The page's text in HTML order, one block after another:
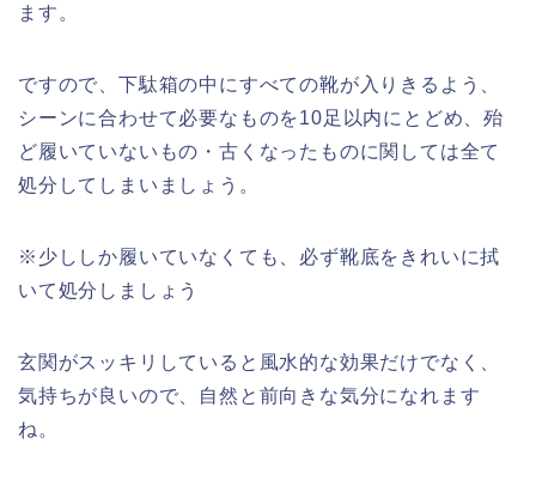
ます。
ですので、下駄箱の中にすべての靴が入りきるよう、
シーンに合わせて必要なものを10足以内にとどめ、殆
ど履いていないもの・古くなったものに関しては全て
処分してしまいましょう。
※少ししか履いていなくても、必ず靴底をきれいに拭
いて処分しましょう
玄関がスッキリしていると風水的な効果だけでなく、
気持ちが良いので、自然と前向きな気分になれます
ね。